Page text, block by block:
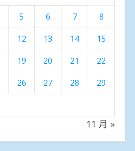
5 6 7
8
12 13 14
15
19 20 21
22
26 27 28
29
11 月 »